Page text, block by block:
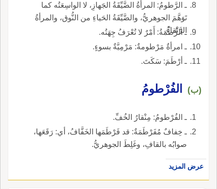
ـ الرَّطومُ: المرأةُ الضَّيِّقَةُ الجَهازِ، لا الواسِعَتُه كما
تَوَهَّمَ الجوهريُّ، والضَّيِّقَةُ الحَياءِ من النُّوق، والمرأةُ
الرَّتْقاءُ.
ـ الرُّطْمَةُ: أَمْرٌ لا تُعْرَفُ جِهَتُه.
ـ امرأةٌ مَرْطومةٌ: مَرْمِيَّةٌ بسوءٍ.
ـ أرْطَمَ: سَكَتَ.
(ب) الفُرْطومُ
ـ الفُرْطومُ: مِنْقارُ الخُفِّ.
ـ خِفافٌ مُفَرْطَمَةٌ: قد فَرْطَمَها الخَفَّافُ، أي: رَقَعَها،
صوابُه بالقافِ، وغَلِطَ الجوهريُّ.
عرض المزيد